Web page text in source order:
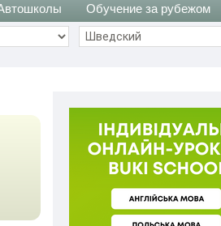
Обучение за рубежом